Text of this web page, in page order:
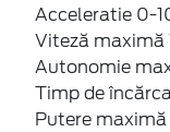
Acceleratie 0-
Viteză maximă
Autonomie
Timp de
Putere maximă